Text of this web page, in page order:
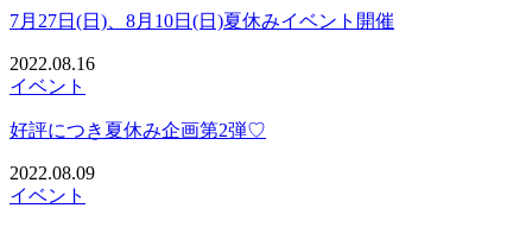
7月27日(日)、8月10日(日)夏休みイベント開催
2022.08.16
イベント
好評につき夏休み企画第2弾♡
2022.08.09
イベント